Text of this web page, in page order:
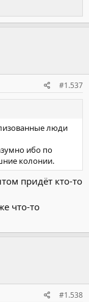
#1.537
люди
ибо по
колонии.
придёт кто-то
что-то
#1.538